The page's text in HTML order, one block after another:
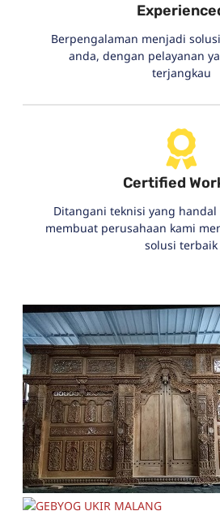
Berpengalaman menjadi
anda, dengan pelayanan
terjangkau
Certified
Ditangani teknisi yang
membuat perusahaan kami
solusi terbaik